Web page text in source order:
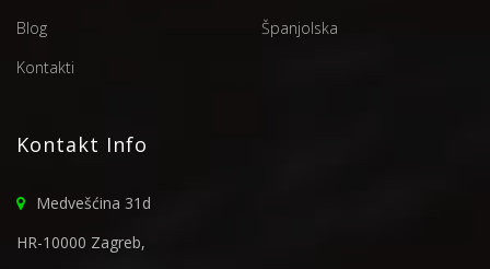
Blog
Kontakti
Španjolska
Kontakt Info
Medvešćina 31d
HR-10000 Zagreb,